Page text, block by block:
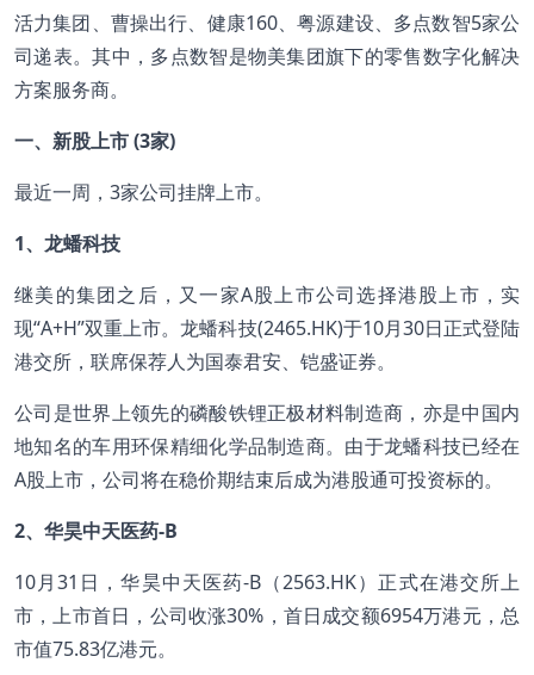
活力集团、曹操出行、健康160、粤源建设、多点数智5家公
司递表。其中，多点数智是物美集团旗下的零售数字化解决
方案服务商。
一、新股上市 (3家)
最近一周，3家公司挂牌上市。
1、龙蟠科技
继美的集团之后，又一家A股上市公司选择港股上市，实
现“A+H”双重上市。龙蟠科技(2465.HK)于10月30日正式登陆
港交所，联席保荐人为国泰君安、铠盛证券。
公司是世界上领先的磷酸铁锂正极材料制造商，亦是中国内
地知名的车用环保精细化学品制造商。由于龙蟠科技已经在
A股上市，公司将在稳价期结束后成为港股通可投资标的。
2、华昊中天医药-B
10月31日，华昊中天医药-B（2563.HK）正式在港交所上
市，上市首日，公司收涨30%，首日成交额6954万港元，总
市值75.83亿港元。